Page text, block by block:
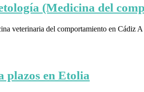
(Medicina del
veterinaria del comportamiento en Cádiz
plazos en Etolia